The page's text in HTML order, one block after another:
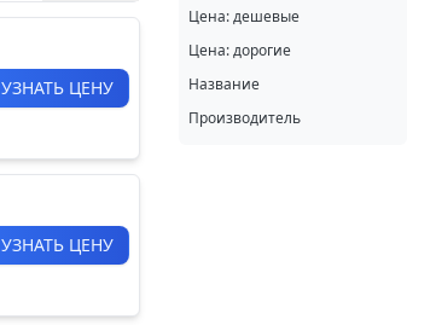
УЗНАТЬ ЦЕНУ
УЗНАТЬ ЦЕНУ
Цена: дешевые
Цена: дорогие
Название
Производитель